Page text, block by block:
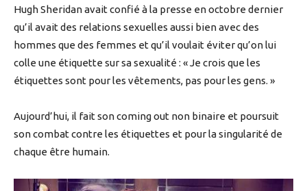
Hugh Sheridan avait confié à la presse en octobre dernier
qu’il avait des relations sexuelles aussi bien avec des
hommes que des femmes et qu’il voulait éviter qu’on lui
colle une étiquette sur sa sexualité : « Je crois que les
étiquettes sont pour les vêtements, pas pour les gens. »
Aujourd’hui, il fait son coming out non binaire et poursuit
son combat contre les étiquettes et pour la singularité de
chaque être humain.